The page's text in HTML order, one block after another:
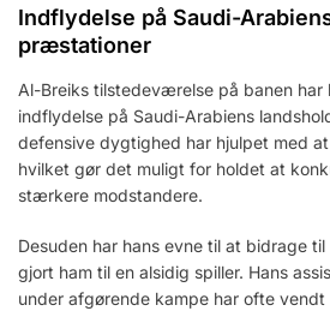
Indflydelse på Saudi-
præstationer
Al-Breiks tilstedeværelse på banen har
indflydelse på Saudi-Arabiens
defensive dygtighed har hjulpet med
hvilket gør det muligt for holdet at
stærkere modstandere.
Desuden har hans evne til at bidrage
gjort ham til en alsidig spiller. Hans
under afgørende kampe har ofte